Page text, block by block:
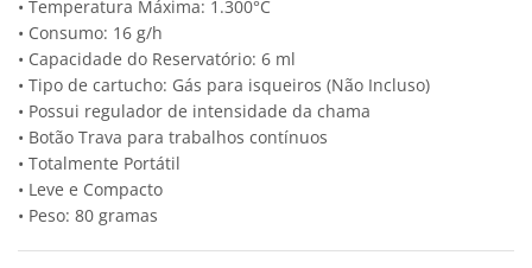
• Temperatura Máxima: 1.300°C
• Consumo: 16 g/h
• Capacidade do Reservatório: 6 ml
• Tipo de cartucho: Gás para isqueiros (Não Incluso)
• Possui regulador de intensidade da chama
• Botão Trava para trabalhos contínuos
• Totalmente Portátil
• Leve e Compacto
• Peso: 80 gramas